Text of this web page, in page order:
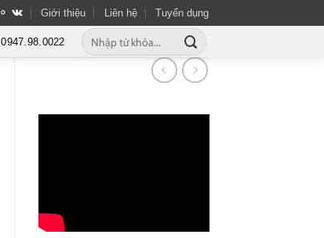
Giới thiệu Liên hệ Tuyển dụng
0947.98.0022
Tìm
kiếm: